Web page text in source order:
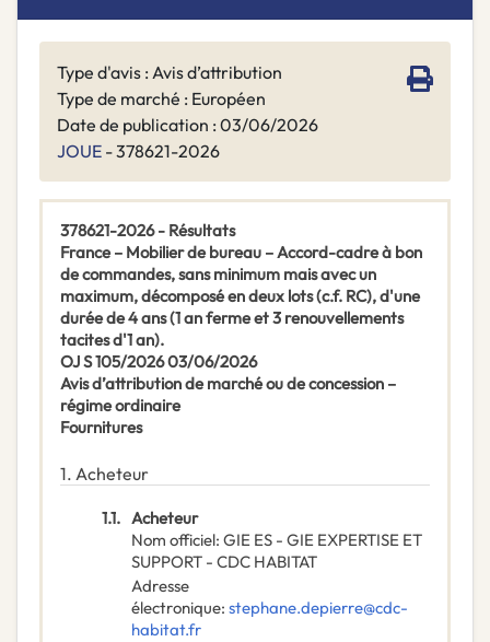
Type d'avis : Avis d’attribution
Type de marché : Européen
Date de publication : 03/06/2026
JOUE - 378621-2026
378621-2026 - Résultats
France – Mobilier de bureau – Accord-cadre à bon
de commandes, sans minimum mais avec un
maximum, décomposé en deux lots (c.f. RC), d'une
durée de 4 ans (1 an ferme et 3 renouvellements
tacites d'1 an).
OJ S 105/2026 03/06/2026
Avis d’attribution de marché ou de concession –
régime ordinaire
Fournitures
1. Acheteur
1.1. Acheteur
Nom officiel: GIE ES - GIE EXPERTISE ET
SUPPORT - CDC HABITAT
Adresse
électronique: stephane.depierre@cdc-
habitat.fr